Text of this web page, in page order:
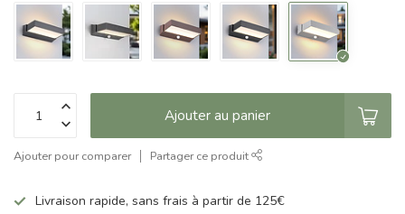
Ajouter au panier
Ajouter pour comparer Partager ce produit
Livraison rapide, sans frais à partir de 125€